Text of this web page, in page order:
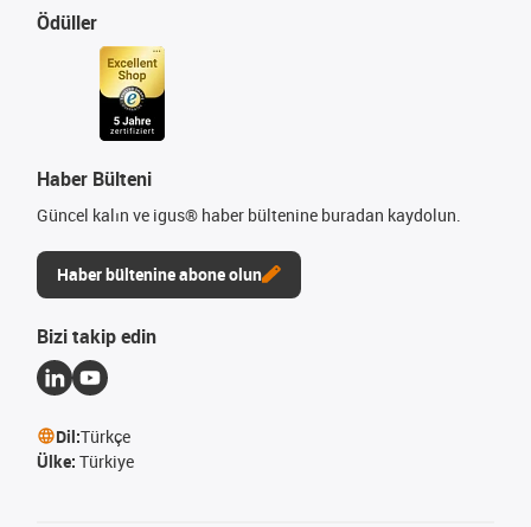
Ödüller
Haber Bülteni
Güncel kalın ve igus® haber bültenine buradan kaydolun.
Haber bültenine abone olun
Bizi takip edin
Dil:Türkçe
Ülke: Türkiye